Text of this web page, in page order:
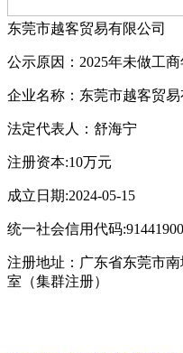
东莞市越客贸易有限公司
公示原因：2025年未做工商
企业名称：东莞市越客贸易
法定代表人：舒海宁
注册资本:10万元
成立日期:2024-05-15
统一社会信用代码
注册地址：广东省东莞市
室（集群注册）